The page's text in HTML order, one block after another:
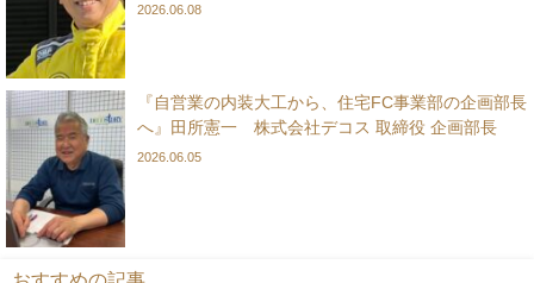
2026.06.08
『自営業の内装大工から、住宅FC事業部の企画部長
へ』田所憲一 株式会社デコス 取締役 企画部長
2026.06.05
おすすめの記事